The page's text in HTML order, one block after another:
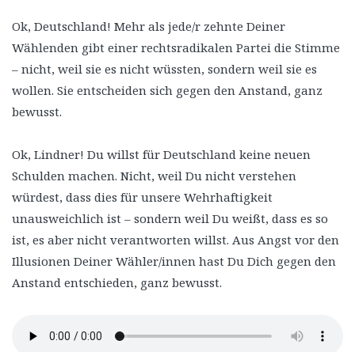
Ok, Deutschland! Mehr als jede/r zehnte Deiner
Wählenden gibt einer rechtsradikalen Partei die Stimme
– nicht, weil sie es nicht wüssten, sondern weil sie es
wollen. Sie entscheiden sich gegen den Anstand, ganz
bewusst.
Ok, Lindner! Du willst für Deutschland keine neuen
Schulden machen. Nicht, weil Du nicht verstehen
würdest, dass dies für unsere Wehrhaftigkeit
unausweichlich ist – sondern weil Du weißt, dass es so
ist, es aber nicht verantworten willst. Aus Angst vor den
Illusionen Deiner Wähler/innen hast Du Dich gegen den
Anstand entschieden, ganz bewusst.